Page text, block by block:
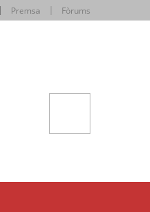
Premsa Fòrums